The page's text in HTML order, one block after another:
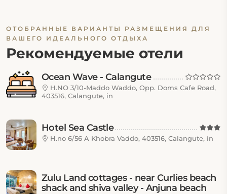
ОТОБРАННЫЕ ВАРИАНТЫ РАЗМЕЩЕНИЯ ДЛЯ
ВАШЕГО ИДЕАЛЬНОГО ОТДЫХА
Рекомендуемые отели
Ocean Wave - Calangute
H.NO 3/10-Maddo Waddo, Opp. Doms Cafe Road,
403516, Calangute, in
Hotel Sea Castle
H.no 6/56 A Khobra Vaddo, 403516, Calangute, in
Zulu Land cottages - near Curlies beach
shack and shiva valley - Anjuna beach